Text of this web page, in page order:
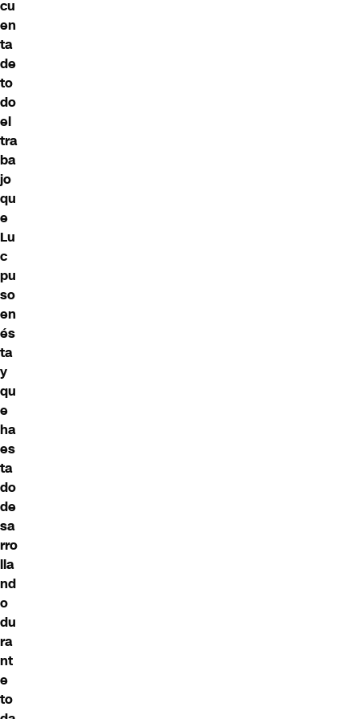
cu
en
ta
de
to
do
el
tra
ba
jo
qu
e
Lu
c
pu
so
en
és
ta
y
qu
e
ha
es
ta
do
de
sa
rro
lla
nd
o
du
ra
nt
e
to